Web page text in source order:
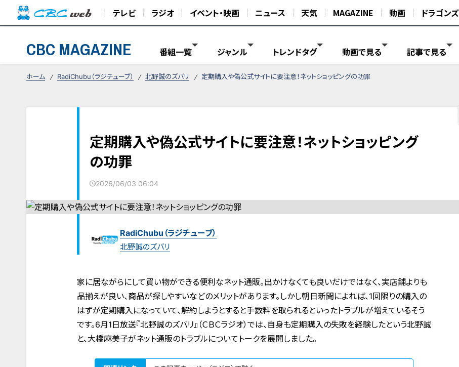
テレビ ラジオ イベント・映画 ニュース 天気 MAGAZINE 動画 ドラゴンズ
CBC MAGAZINE 番組一覧 ジャンル トレンドタグ 動画で見る 記事で見る
ホーム RadiChubu（ラジチューブ） 北野誠のズバリ 定期購入や偽公式サイトに要注意！ネットショッピングの功罪
定期購入や偽公式サイトに要注意！ネットショッピング
の功罪
2026/06/03 06:04
RadiChubu（ラジチューブ）
北野誠のズバリ
家に居ながらにして買い物ができる便利なネット通販。出かけなくても良いだけではなく、実店舗よりも
品揃えが良い、商品が探しやすいなどのメリットがあります。しかし朝日新聞によれば、1回限りの購入の
はずが定期購入になっていて、解約しようとすると手数料を取られるといったトラブルが増えているそう
です。6月1日放送『北野誠のズバリ』（ＣＢＣラジオ）では、自身も定期購入の失敗を経験したという北野誠
と、大橋麻美子がネット通販のトラブルについてトークを展開しました。